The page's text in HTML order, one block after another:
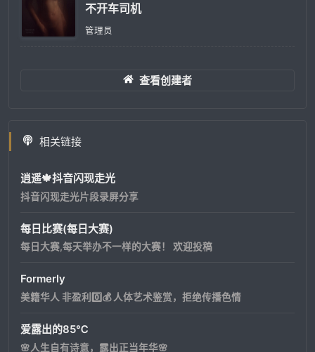
不开车司机
管理员
查看创建者
相关链接
逍遥🍁抖音闪现走光
抖音闪现走光片段录屏分享
每日比赛(每日大赛)
每日大赛,每天举办不一样的大赛！ 欢迎投稿
Formerly
美籍华人 非盈利0️⃣💰 人体艺术鉴赏，拒绝传播色情
爱露出的85℃
🌸人生自有诗意，露出正当年华🌸